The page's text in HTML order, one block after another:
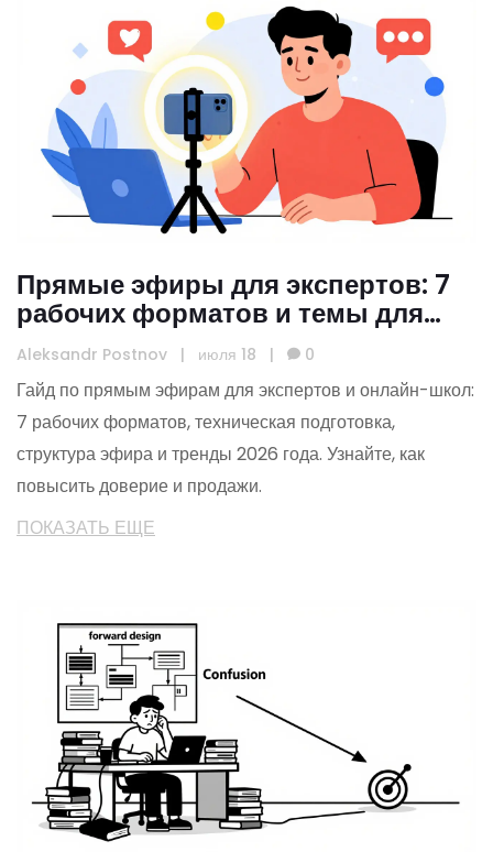
Прямые эфиры для экспертов: 7
рабочих форматов и темы для
онлайн-школ
Aleksandr Postnov | июля 18 | 0
Гайд по прямым эфирам для экспертов и онлайн-школ:
7 рабочих форматов, техническая подготовка,
структура эфира и тренды 2026 года. Узнайте, как
повысить доверие и продажи.
ПОКАЗАТЬ ЕЩЕ